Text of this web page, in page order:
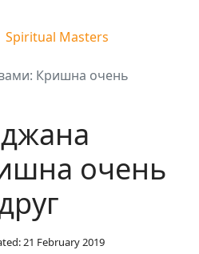
Spiritual Masters
Кришна очень
очень
21 February 2019